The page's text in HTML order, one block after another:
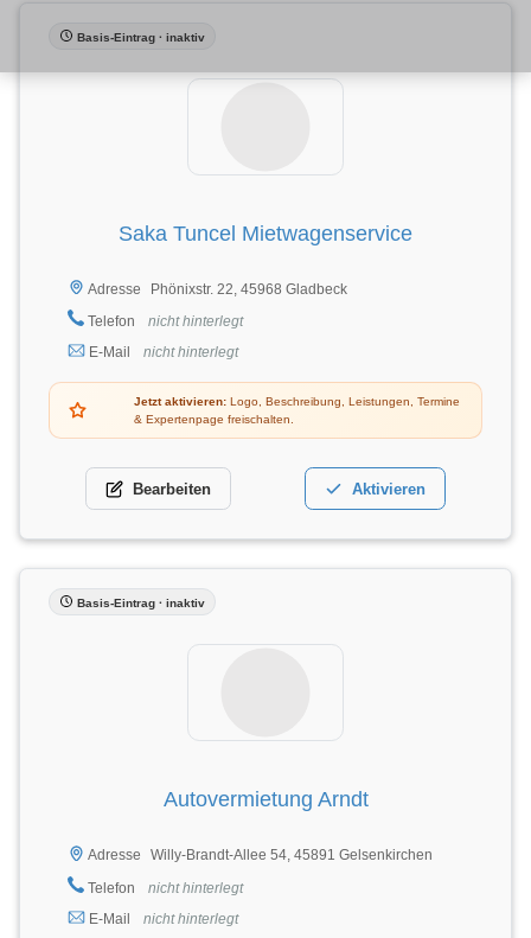
Basis-Eintrag · inaktiv
Saka Tuncel Mietwagenservice
Adresse
Phönixstr. 22, 45968 Gladbeck
Telefon
nicht hinterlegt
E-Mail
nicht hinterlegt
Jetzt aktivieren: Logo, Beschreibung, Leistungen, Termine
& Expertenpage freischalten.
Bearbeiten Aktivieren
Basis-Eintrag · inaktiv
Autovermietung Arndt
Adresse
Willy-Brandt-Allee 54, 45891 Gelsenkirchen
Telefon
nicht hinterlegt
E-Mail
nicht hinterlegt